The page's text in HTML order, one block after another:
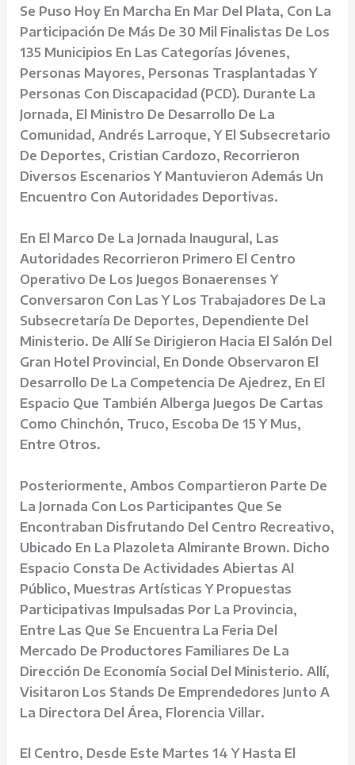
Se Puso Hoy En Marcha En Mar Del Plata, Con La
Participación De Más De 30 Mil Finalistas De Los
135 Municipios En Las Categorías Jóvenes,
Personas Mayores, Personas Trasplantadas Y
Personas Con Discapacidad (PCD). Durante La
Jornada, El Ministro De Desarrollo De La
Comunidad, Andrés Larroque, Y El Subsecretario
De Deportes, Cristian Cardozo, Recorrieron
Diversos Escenarios Y Mantuvieron Además Un
Encuentro Con Autoridades Deportivas.
En El Marco De La Jornada Inaugural, Las
Autoridades Recorrieron Primero El Centro
Operativo De Los Juegos Bonaerenses Y
Conversaron Con Las Y Los Trabajadores De La
Subsecretaría De Deportes, Dependiente Del
Ministerio. De Allí Se Dirigieron Hacia El Salón Del
Gran Hotel Provincial, En Donde Observaron El
Desarrollo De La Competencia De Ajedrez, En El
Espacio Que También Alberga Juegos De Cartas
Como Chinchón, Truco, Escoba De 15 Y Mus,
Entre Otros.
Posteriormente, Ambos Compartieron Parte De
La Jornada Con Los Participantes Que Se
Encontraban Disfrutando Del Centro Recreativo,
Ubicado En La Plazoleta Almirante Brown. Dicho
Espacio Consta De Actividades Abiertas Al
Público, Muestras Artísticas Y Propuestas
Participativas Impulsadas Por La Provincia,
Entre Las Que Se Encuentra La Feria Del
Mercado De Productores Familiares De La
Dirección De Economía Social Del Ministerio. Allí,
Visitaron Los Stands De Emprendedores Junto A
La Directora Del Área, Florencia Villar.
El Centro, Desde Este Martes 14 Y Hasta El